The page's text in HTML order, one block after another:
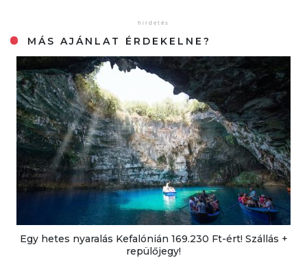
MÁS AJÁNLAT ÉRDEKELNE?
Egy hetes nyaralás Kefalónián 169.230 Ft-ért! Szállás +
repülőjegy!